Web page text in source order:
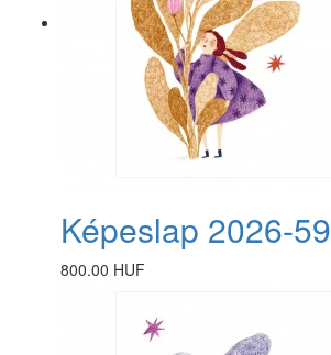
Képeslap 2026-59
800.00 HUF